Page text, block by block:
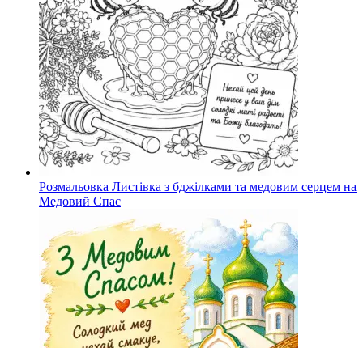
Розмальовка Листівка з бджілками та медовим серцем на
Медовий Спас